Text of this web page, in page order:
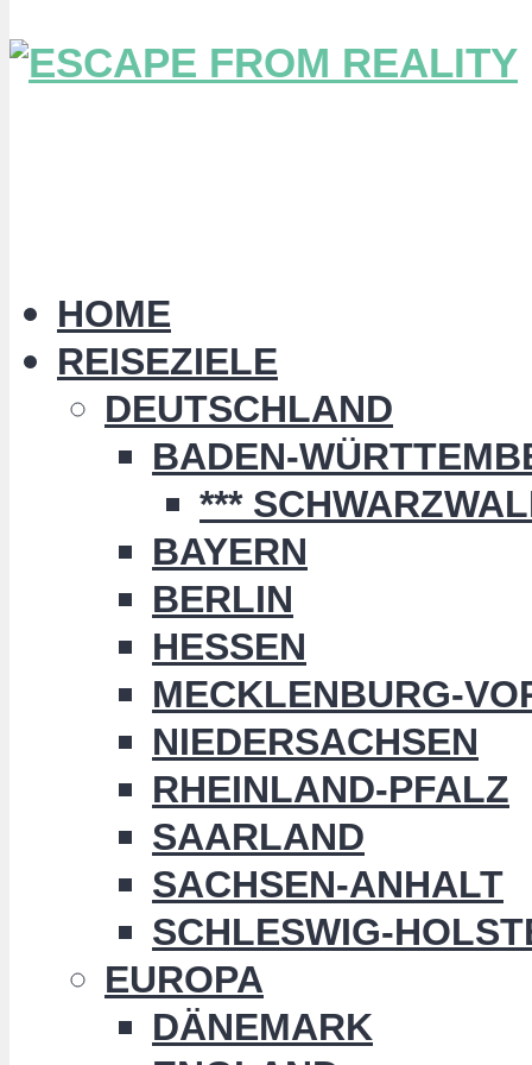
HOME
REISEZIELE
DEUTSCHLAND
BADEN-
***
BAYERN
BERLIN
HESSEN
MECKLENBURG-
NIEDERSACHSEN
RHEINLAND-PFALZ
SAARLAND
SACHSEN-ANHALT
SCHLESWIG-
EUROPA
DÄNEMARK